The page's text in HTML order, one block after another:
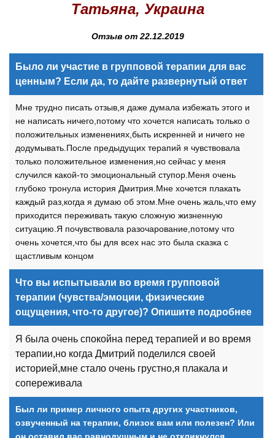
Татьяна, Украина
Отзыв от 22.12.2019
Было ли участие в групповой терапии для вас
ценным? Если да, то дайте развернутый ответ
Мне трудно писать отзыв,я даже думала избежать этого и
не написать ничего,потому что хочется написать только о
положительных изменениях,быть искренней и ничего не
додумывать.После предыдущих терапий я чувствовала
только положительное изменения,но сейчас у меня
случился какой-то эмоциональный ступор.Меня очень
глубоко тронула история Дмитрия.Мне хочется плакать
каждый раз,когда я думаю об этом.Мне очень жаль,что ему
приходится переживать такую сложную жизненную
ситуацию.Я почувствовала разочарование,потому что
очень хочется,что бы для всех нас это была сказка с
щастливым концом
Что вы испытывали во время групповой
терапии (чувства/эмоции, физические
ощущения, что-то другое)? Опишите подробнее
Я была очень спокойна перед терапией и во время
терапии,но когда Дмитрий поделился своей
историей,мне стало очень грустно,я плакала и
сопереживала
Был ли пример личного опыта других участников,
озвученный на терапии, близок вам или полезен? Или